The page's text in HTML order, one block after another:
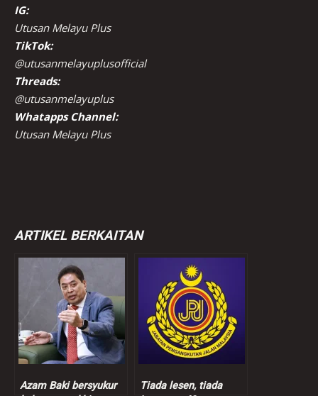
IG:
Utusan Melayu Plus
TikTok:
@utusanmelayuplusofficial
Threads:
@utusanmelayuplus
Whatapps Channel:
Utusan Melayu Plus
ARTIKEL BERKAITAN
Azam Baki bersyukur
Tiada lesen, tiada